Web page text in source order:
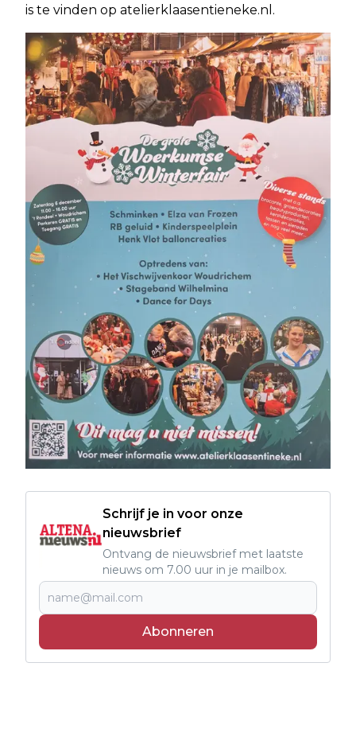
is te vinden op atelierklaasentieneke.nl.
Schrijf je in voor onze
nieuwsbrief
Ontvang de nieuwsbrief met laatste
nieuws om 7.00 uur in je mailbox.
Abonneren